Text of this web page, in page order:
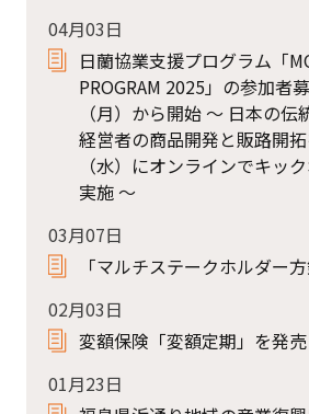
04月03日
日蘭協業支援プログラム「
PROGRAM 2025」の参加者
（月）から開始 ～ 日本の
経営者の商品開発と販路開
（水）にオンラインでキッ
実施 ～
03月07日
「マルチステークホルダー
02月03日
変額保険「変額定期」を発売
01月23日